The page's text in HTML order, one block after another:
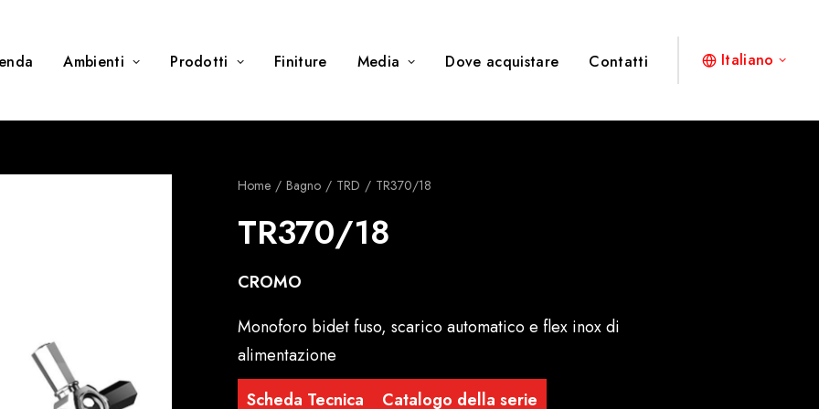
Ambienti Prodotti Finiture Media Dove acquistare Contatti Italiano
Home Bagno TRD TR370/18
TR370/18
CROMO
Monoforo bidet fuso, scarico automatico e flex inox di
alimentazione
Scheda Tecnica
Catalogo della serie